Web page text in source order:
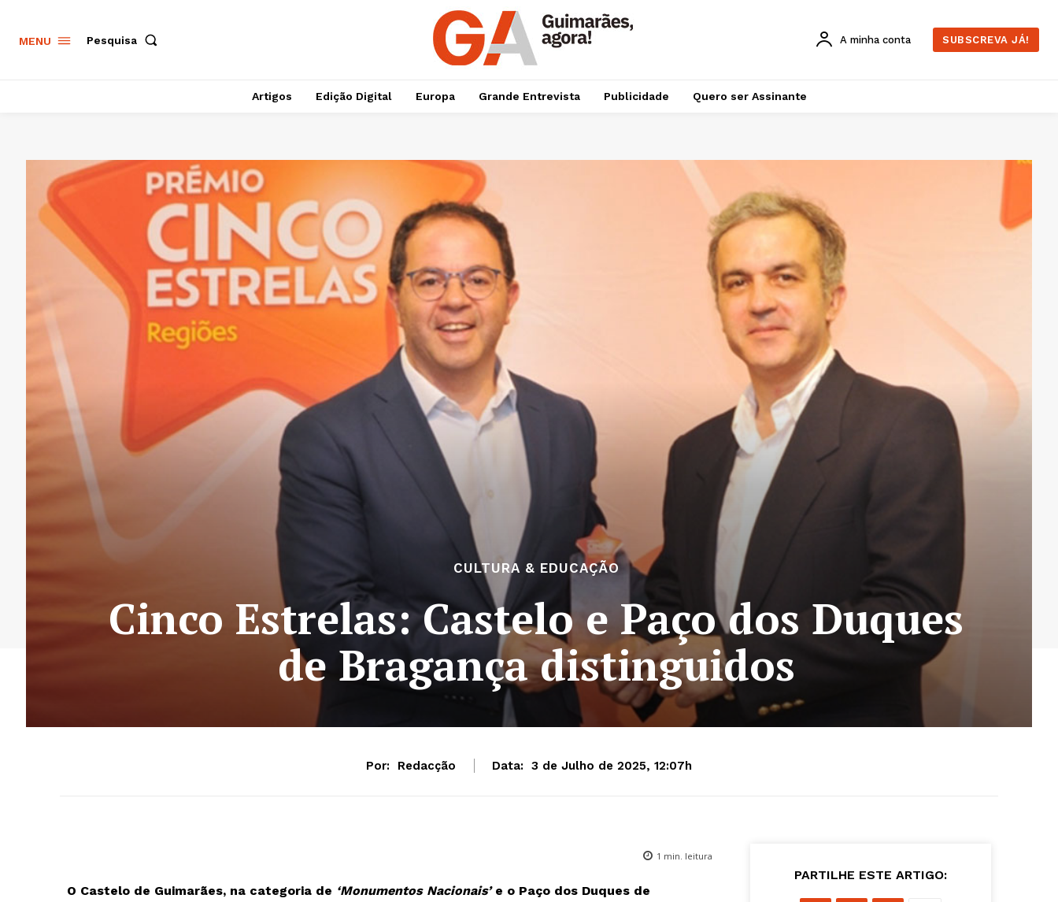
MENU Pesquisa A minha conta SUBSCREVA JÁ!
Artigos Edição Digital Europa Grande Entrevista Publicidade Quero ser Assinante
CULTURA & EDUCAÇÃO
Cinco Estrelas: Castelo e Paço dos Duques
de Bragança distinguidos
Por: Redacção Data: 3 de Julho de 2025, 12:07h
1 min. leitura
O Castelo de Guimarães, na categoria de ‘Monumentos Nacionais’e o Paço dos Duques de
PARTILHE ESTE ARTIGO: